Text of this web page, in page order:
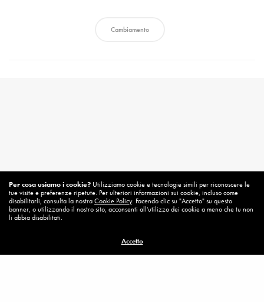
Cambiamento
Per cosa usiamo i cookie? Utilizziamo cookie e tecnologie simili per riconoscere le
tue visite e preferenze ripetute. Per ulteriori informazioni sui cookie, incluso come
disabilitarli, consulta la nostraCookie Policy. Facendo clic su "Accetto" su questo
banner, o utilizzando il nostro sito, acconsenti all'utilizzo dei cookie a meno che tu non
li abbia disabilitati.
Accetto